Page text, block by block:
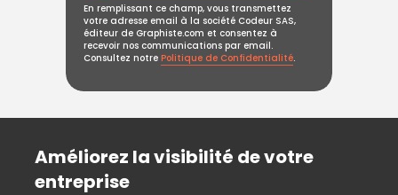
En remplissant ce champ, vous transmettez
votre adresse email à la société Codeur SAS,
éditeur de Graphiste.com et consentez à
recevoir nos communications par email.
Consultez notre Politique de Confidentialité.
Améliorez la visibilité de votre
entreprise